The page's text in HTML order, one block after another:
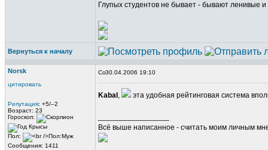
Глупых студентов не бывает - бывают ленивые
Вернуться к началу
Norsk
цитировать
Репутация: +5/–2
Возраст: 23
Гороскоп:
Пол:
Сообщения: 1411
30.04.2006 19:10
Kabal , эта удобная рейтинговая система
Всё выше написанное - считать моим личным